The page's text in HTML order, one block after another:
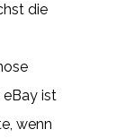
die
eBay ist
wenn